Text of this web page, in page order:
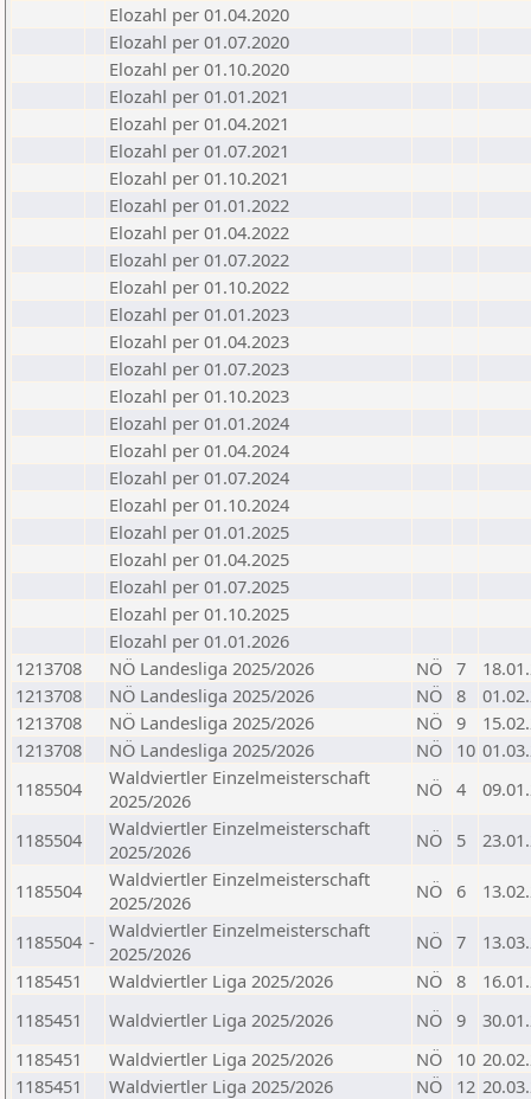
Elozahl per 01.04.2020
Elozahl per 01.07.2020
Elozahl per 01.10.2020
Elozahl per 01.01.2021
Elozahl per 01.04.2021
Elozahl per 01.07.2021
Elozahl per 01.10.2021
Elozahl per 01.01.2022
Elozahl per 01.04.2022
Elozahl per 01.07.2022
Elozahl per 01.10.2022
Elozahl per 01.01.2023
Elozahl per 01.04.2023
Elozahl per 01.07.2023
Elozahl per 01.10.2023
Elozahl per 01.01.2024
Elozahl per 01.04.2024
Elozahl per 01.07.2024
Elozahl per 01.10.2024
Elozahl per 01.01.2025
Elozahl per 01.04.2025
Elozahl per 01.07.2025
Elozahl per 01.10.2025
Elozahl per 01.01.2026
1213708
NÖ Landesliga 2025/2026 NÖ 7
1213708
NÖ Landesliga 2025/2026 NÖ 8
1213708
NÖ Landesliga 2025/2026 NÖ 9
1213708
NÖ Landesliga 2025/2026 NÖ 10
1185504
Waldviertler Einzelmeisterschaft
2025/2026
NÖ 4
1185504
Waldviertler Einzelmeisterschaft
2025/2026
NÖ 5
1185504
Waldviertler Einzelmeisterschaft
2025/2026
NÖ 6
1185504 -
Waldviertler Einzelmeisterschaft
2025/2026
NÖ 7
1185451
Waldviertler Liga 2025/2026 NÖ 8
1185451
Waldviertler Liga 2025/2026 NÖ 9
1185451
Waldviertler Liga 2025/2026 NÖ 10
1185451
Waldviertler Liga 2025/2026 NÖ 12